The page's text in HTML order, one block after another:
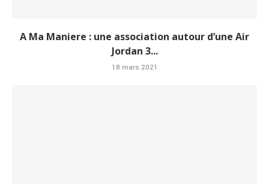
A Ma Maniere : une association autour d’une Air
Jordan 3...
18 mars 2021